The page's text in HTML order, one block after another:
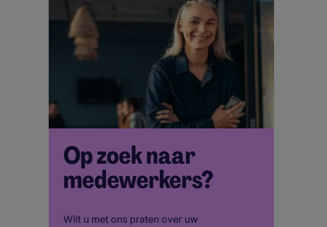
Op zoek naar
medewerkers?
Wilt u met ons praten over uw